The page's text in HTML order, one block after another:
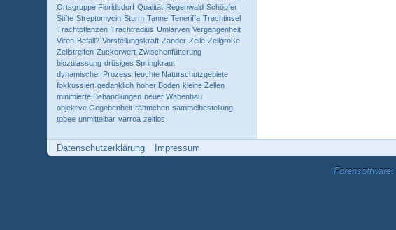
Ortsgruppe Floridsdorf Qualität Regenwald Schöpfer
Stifte Streptomycin Sturm Tanne Teneriffa Trachtinsel
Trachtpflanzen Trachtradius Umlarven Vergangenheit
Viren-Befall? Vorstellungskraft Zander Zelle Zellgröße
Zellstreifen Zuckerwert Zwischenfütterung
biozulassung drüsiges Springkraut
dynamischer Prozess feuchte Naturschutzgebiete
fokkussiert gedanklich hoher Boden kleine Zellen
minimierte Behandlungen neuer Wabenbau
objektive Gegebenheit rähmchen sammelbestellung
tobee unmittelbar varroa zeitlos
Datenschutzerklärung Impressum
Forensoftware: